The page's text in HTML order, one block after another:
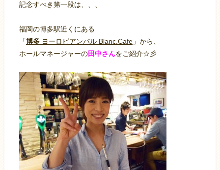
記念すべき第一段は、、、
福岡の博多駅近くにある
「博多ヨーロピアンバル Blanc.Cafe」から、
ホールマネージャーの田中さんをご紹介☆彡